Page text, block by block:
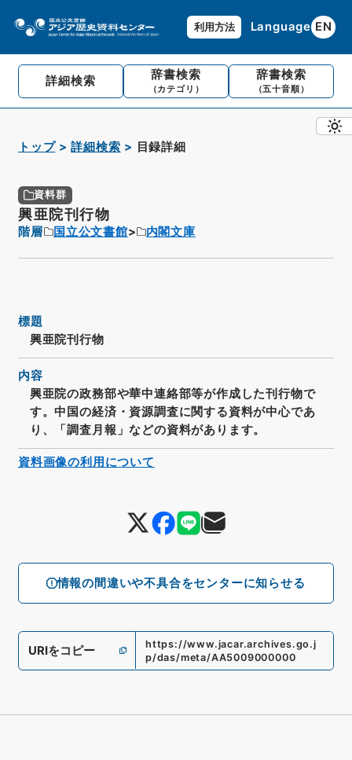
利用方法 Language EN
詳細検索 辞書検索
（カテゴリ）
辞書検索
（五十音順）
トップ 詳細検索 目録詳細
資料群
興亜院刊行物
階層 国立公文書館 内閣文庫
情報の間違いや不具合をセンターに知らせる
標題
興亜院刊行物
内容
興亜院の政務部や華中連絡部等が作成した刊行物で
す。中国の経済・資源調査に関する資料が中心であ
り、「調査月報」などの資料があります。
URIをコピー
https://www.jacar.archives.go.j
p/das/meta/AA5009000000
資料画像の利用について